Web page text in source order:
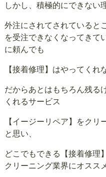
しかし、積極的にできない
外注にされてされていると
を受注できなくなってきて
に頼んでも
【接着修理】はやってくれ
だからあとはもちろん残る
くれるサービス
【イージーリペア】をク
と思い、
どこでもできる【接着修理
クリーニング業界にオスス